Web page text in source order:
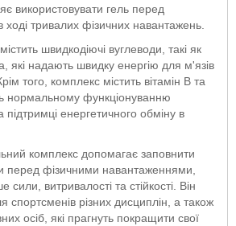
використовувати гель перед
тривалих фізичних навантажень.
швидкодіючі вуглеводи, такі як
які надають швидку енергію для м'язів
того, комплекс містить вітамін В та
нормальному функціонуванню
підтримці енергетичного обміну в
комплекс допомагає заповнити
перед фізичними навантаженнями,
сили, витривалості та стійкості. Він
спортсменів різних дисциплін, а також
осіб, які прагнуть покращити свої